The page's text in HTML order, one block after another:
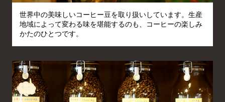
世界中の美味しいコーヒー豆を取り扱いしています。生産
地域によって変わる味を堪能するのも、コーヒーの楽しみ
かたのひとつです。